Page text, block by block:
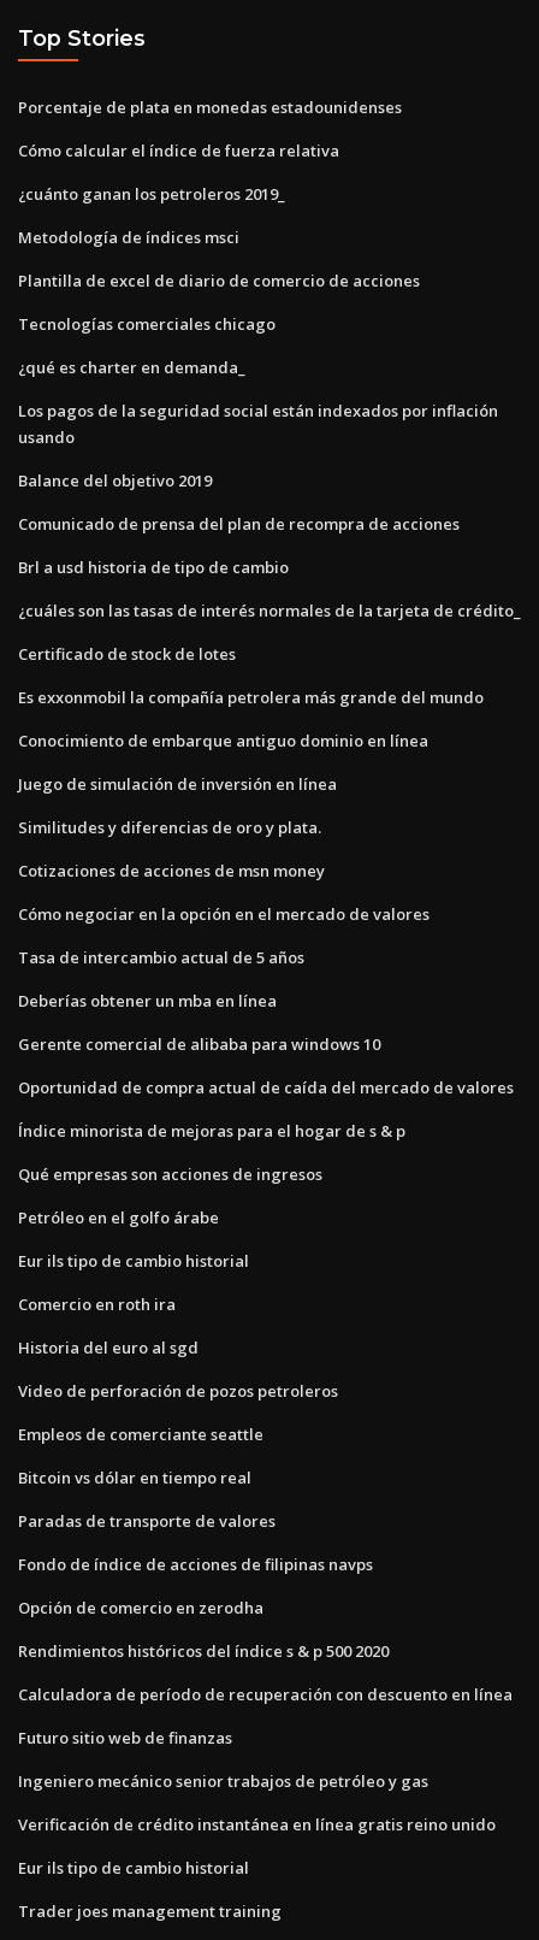
Top Stories
Porcentaje de plata en monedas estadounidenses
Cómo calcular el índice de fuerza relativa
¿cuánto ganan los petroleros 2019_
Metodología de índices msci
Plantilla de excel de diario de comercio de acciones
Tecnologías comerciales chicago
¿qué es charter en demanda_
Los pagos de la seguridad social están indexados por inflación
usando
Balance del objetivo 2019
Comunicado de prensa del plan de recompra de acciones
Brl a usd historia de tipo de cambio
¿cuáles son las tasas de interés normales de la tarjeta de crédito_
Certificado de stock de lotes
Es exxonmobil la compañía petrolera más grande del mundo
Conocimiento de embarque antiguo dominio en línea
Juego de simulación de inversión en línea
Similitudes y diferencias de oro y plata.
Cotizaciones de acciones de msn money
Cómo negociar en la opción en el mercado de valores
Tasa de intercambio actual de 5 años
Deberías obtener un mba en línea
Gerente comercial de alibaba para windows 10
Oportunidad de compra actual de caída del mercado de valores
Índice minorista de mejoras para el hogar de s & p
Qué empresas son acciones de ingresos
Petróleo en el golfo árabe
Eur ils tipo de cambio historial
Comercio en roth ira
Historia del euro al sgd
Video de perforación de pozos petroleros
Empleos de comerciante seattle
Bitcoin vs dólar en tiempo real
Paradas de transporte de valores
Fondo de índice de acciones de filipinas navps
Opción de comercio en zerodha
Rendimientos históricos del índice s & p 500 2020
Calculadora de período de recuperación con descuento en línea
Futuro sitio web de finanzas
Ingeniero mecánico senior trabajos de petróleo y gas
Verificación de crédito instantánea en línea gratis reino unido
Eur ils tipo de cambio historial
Trader joes management training